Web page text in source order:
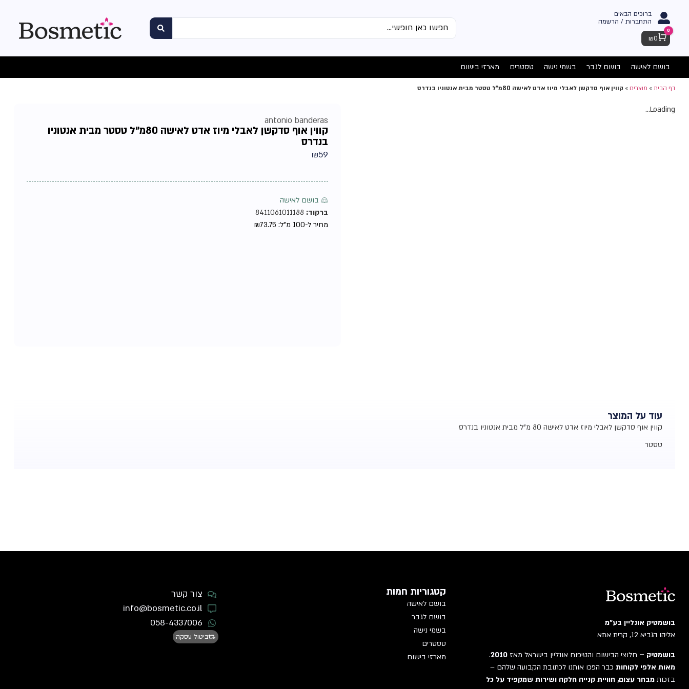
ברוכים הבאים
התחברות / הרשמה
Cart
0
₪0
בושם לאישה בושם לגבר בשמי נישה טסטרים מארזי בישום
דף הבית» מוצרים» קווין אוף סדקשן לאבלי מיוז אדט לאישה 80מ"ל טסטר מבית אנטוניו בנדרס
Loading...
antonio banderas
קווין אוף סדקשן לאבלי מיוז אדט לאישה 80מ"ל טסטר מבית אנטוניו
בנדרס
₪59
♀ בושם לאישה
ברקוד:
מחיר ל-100 מ"ל:
₪73.75
עוד על המוצר
קווין אוף סדקשן לאבלי מיוז אדט לאישה 80 מ"ל מבית אנטוניו בנדרס
טסטר
בושמטיק אונליין בע"מ
אליהו הנביא 12, קרית אתא
בושמטיק – חלוצי הבישום והטיפוח אונליין בישראל מאז 2010
.
מאות אלפי לקוחות כבר הפכו אותנו לכתובת הקבועה שלהם –
בזכות מבחר עצום, חוויית קנייה חלקה ושירות שמקפיד על כל
קטגוריות חמות
בושם לאישה
בושם לגבר
בשמי נישה
טסטרים
מארזי בישום
צור קשר
info@bosmetic.co.il
058-4337006
ביטול עסקה